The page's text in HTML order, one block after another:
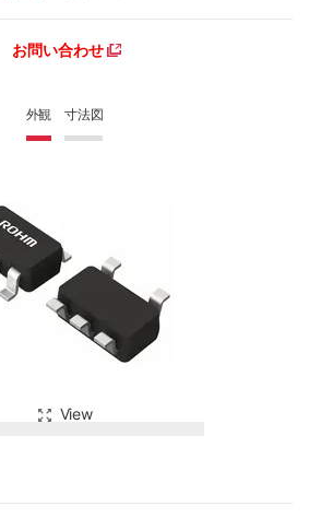
外観 寸法図
View
お問い合わせ